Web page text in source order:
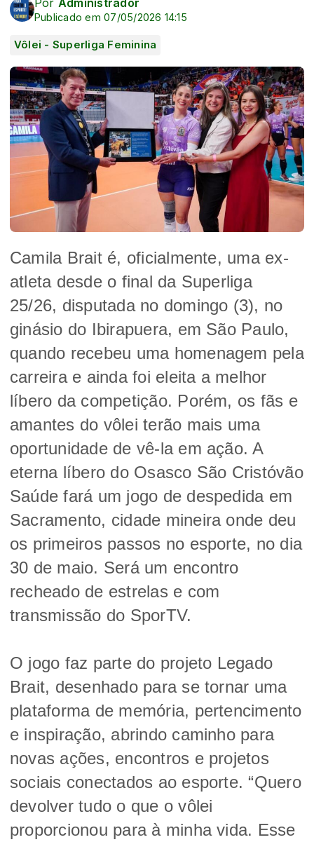
Publicado em 07/05/2026 14:15
Vôlei - Superliga Feminina
Camila Brait é, oficialmente, uma ex-
atleta desde o final da Superliga
25/26, disputada no domingo (3), no
ginásio do Ibirapuera, em São Paulo,
quando recebeu uma homenagem pela
carreira e ainda foi eleita a melhor
líbero da competição. Porém, os fãs e
amantes do vôlei terão mais uma
oportunidade de vê-la em ação. A
eterna líbero do Osasco São Cristóvão
Saúde fará um jogo de despedida em
Sacramento, cidade mineira onde deu
os primeiros passos no esporte, no dia
30 de maio. Será um encontro
recheado de estrelas e com
transmissão do SporTV.
O jogo faz parte do projeto Legado
Brait, desenhado para se tornar uma
plataforma de memória, pertencimento
e inspiração, abrindo caminho para
novas ações, encontros e projetos
sociais conectados ao esporte. “Quero
devolver tudo o que o vôlei
proporcionou para à minha vida. Esse